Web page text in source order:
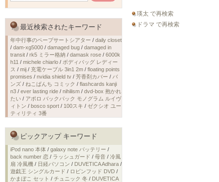
瑛太 で再検索
ドラマ で再検索
最近検索されたキーワード
年中行事のペープサートシアター / daily closet
/ dam-xg5000 / damaged bug / damaged in
transit / rk5 ミラー格納 / damask rose / 6000k
h11 / michele chiarlo / ボディバッグ レディー
ス / mij / 充電ケーブル 3in1 2m / floating points
promises / nvidia shield tv / 芳香剤カバー / バ
ンズ / ねこぱんち コミック / flashcards kanji
n3 / ever lasting ride / nihilism / dvd-box 抱かれ
たい / アポロ バックパック モノグラム ルイヴ
ィトン / bosco sport / 100スキ / ゼクシオ ユー
ティリティ 3番
ピックアップ キーワード
iPod nano 本体 / galaxy note バッテリー /
back number 恋 / ラッシュガード / 母音 / 冷風
扇 冷風機 / 日経パソコン / DUVETICA Adhara /
遊戯王 シングルカード / ロビンフッド DVD /
かまぼこ セット / チュニック 冬 / DUVETICA